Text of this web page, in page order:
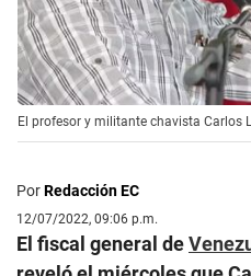
El profesor y militante chavista Carlos
PorRedacción EC
12/07/2022, 09:06 p.m.
El fiscal general de